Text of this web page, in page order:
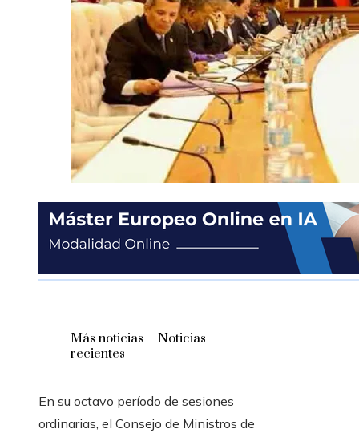
Más noticias – Noticias
recientes
En su octavo período de sesiones
ordinarias, el Consejo de Ministros de